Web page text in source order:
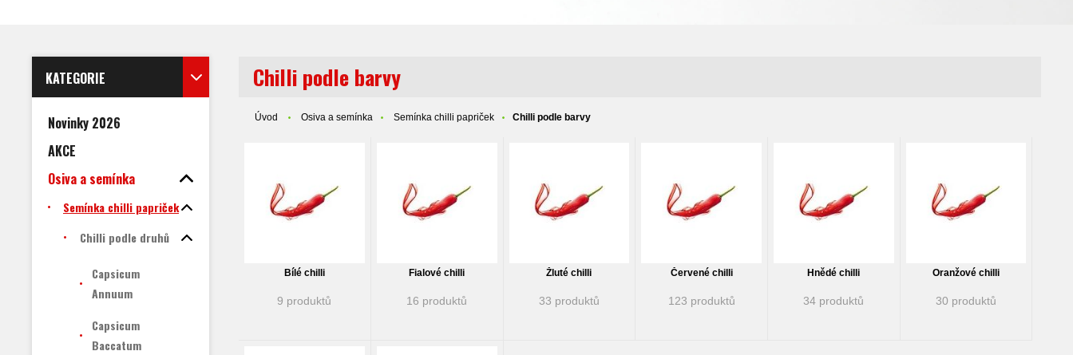
KATEGORIE
Novinky 2026
AKCE
Osiva a semínka
Semínka chilli papriček
Chilli podle druhů
Capsicum
Annuum
Capsicum
Baccatum
Chilli podle barvy
Úvod Osiva a semínka Semínka chilli papriček Chilli podle barvy
Bílé chilli
9 produktů
Fialové chilli
16 produktů
Žluté chilli
33 produktů
Červené chilli
123 produktů
Hnědé chilli
34 produktů
Oranžové chilli
30 produktů